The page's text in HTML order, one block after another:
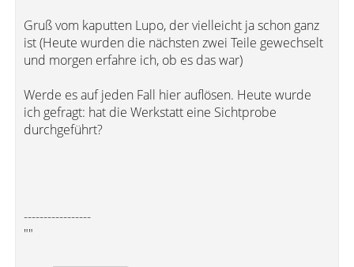
Gruß vom kaputten Lupo, der vielleicht ja schon ganz
ist (Heute wurden die nächsten zwei Teile gewechselt
und morgen erfahre ich, ob es das war)
Werde es auf jeden Fall hier auflösen. Heute wurde
ich gefragt: hat die Werkstatt eine Sichtprobe
durchgeführt?
-----------------
""